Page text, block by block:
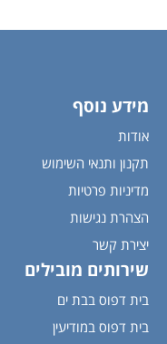
מידע נוסף
אודות
תקנון ותנאי השימוש
מדיניות פרטיות
הצהרת נגישות
יצירת קשר
שירותים מובילים
בית דפוס בבת ים
בית דפוס במודיעין